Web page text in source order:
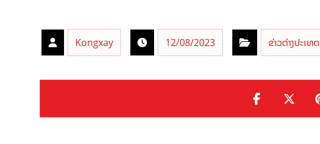
Kongxay 12/08/2023 ຂ່າວຕ່າງປະເທດ